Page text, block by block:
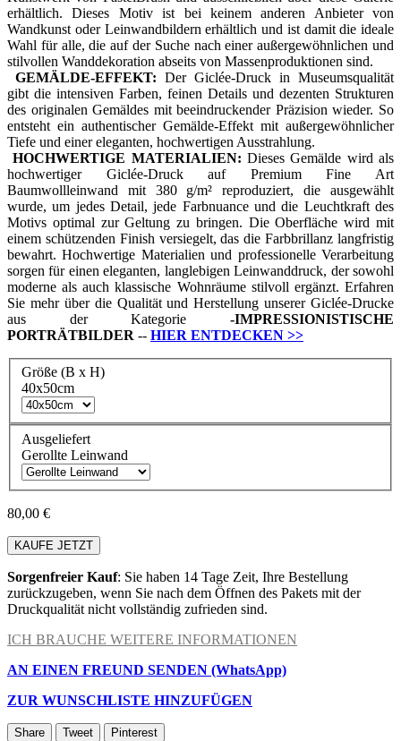
erhältlich. Dieses Motiv ist bei keinem anderen Anbieter von
Wandkunst oder Leinwandbildern erhältlich und ist damit die ideale
Wahl für alle, die auf der Suche nach einer außergewöhnlichen und
stilvollen Wanddekoration abseits von Massenproduktionen sind.
GEMÄLDE-EFFEKT: Der Giclée-Druck in Museumsqualität
gibt die intensiven Farben, feinen Details und dezenten Strukturen
des originalen Gemäldes mit beeindruckender Präzision wieder. So
entsteht ein authentischer Gemälde-Effekt mit außergewöhnlicher
Tiefe und einer eleganten, hochwertigen Ausstrahlung.
HOCHWERTIGE MATERIALIEN: Dieses Gemälde wird als
hochwertiger Giclée-Druck auf Premium Fine Art
Baumwollleinwand mit 380 g/m² reproduziert, die ausgewählt
wurde, um jedes Detail, jede Farbnuance und die Leuchtkraft des
Motivs optimal zur Geltung zu bringen. Die Oberfläche wird mit
einem schützenden Finish versiegelt, das die Farbbrillanz langfristig
bewahrt. Hochwertige Materialien und professionelle Verarbeitung
sorgen für einen eleganten, langlebigen Leinwanddruck, der sowohl
moderne als auch klassische Wohnräume stilvoll ergänzt. Erfahren
Sie mehr über die Qualität und Herstellung unserer Giclée-Drucke
aus der Kategorie -IMPRESSIONISTISCHE
PORTRÄTBILDER -- HIER ENTDECKEN >>
Größe (B x H)
40x50cm
Ausgeliefert
Gerollte Leinwand
80,00 €
KAUFE JETZT
Sorgenfreier Kauf: Sie haben 14 Tage Zeit, Ihre Bestellung
zurückzugeben, wenn Sie nach dem Öffnen des Pakets mit der
Druckqualität nicht vollständig zufrieden sind.
ICH BRAUCHE WEITERE INFORMATIONEN
AN EINEN FREUND SENDEN (WhatsApp)
ZUR WUNSCHLISTE HINZUFÜGEN
Share Tweet Pinterest